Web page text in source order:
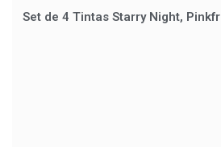
Set de 4 Tintas Starry Night,